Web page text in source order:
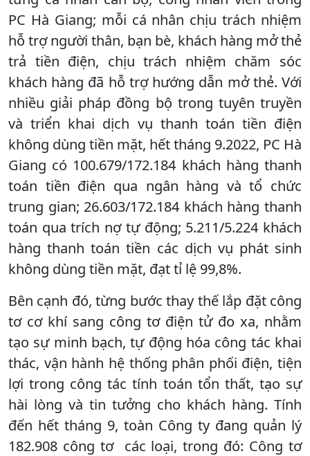
PC Hà Giang; mỗi cá nhân chịu trách nhiệm
hỗ trợ người thân, bạn bè, khách hàng mở thẻ
trả tiền điện, chịu trách nhiệm chăm sóc
khách hàng đã hỗ trợ hướng dẫn mở thẻ. Với
nhiều giải pháp đồng bộ trong tuyên truyền
và triển khai dịch vụ thanh toán tiền điện
không dùng tiền mặt, hết tháng 9.2022, PC Hà
Giang có 100.679/172.184 khách hàng thanh
toán tiền điện qua ngân hàng và tổ chức
trung gian; 26.603/172.184 khách hàng thanh
toán qua trích nợ tự động; 5.211/5.224 khách
hàng thanh toán tiền các dịch vụ phát sinh
không dùng tiền mặt, đạt tỉ lệ 99,8%.
Bên cạnh đó, từng bước thay thế lắp đặt công
tơ cơ khí sang công tơ điện tử đo xa, nhằm
tạo sự minh bạch, tự động hóa công tác khai
thác, vận hành hệ thống phân phối điện, tiện
lợi trong công tác tính toán tổn thất, tạo sự
hài lòng và tin tưởng cho khách hàng. Tính
đến hết tháng 9, toàn Công ty đang quản lý
182.908 công tơ các loại, trong đó: Công tơ